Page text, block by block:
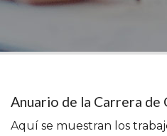
Anuario de la Carrera de
Aquí se muestran los